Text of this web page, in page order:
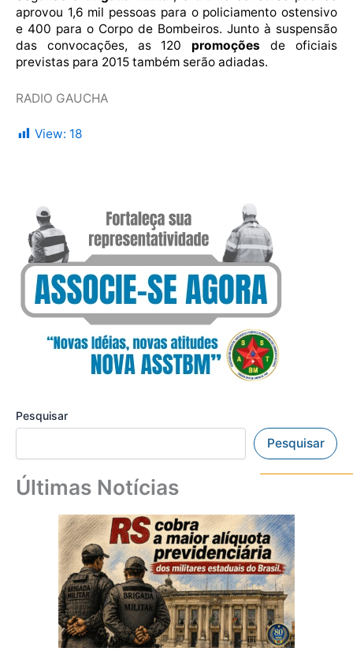
aprovou 1,6 mil pessoas para o policiamento ostensivo
e 400 para o Corpo de Bombeiros. Junto à suspensão
das convocações, as 120 promoçõesde oficiais
previstas para 2015 também serão adiadas.
RADIO GAUCHA
View: 18
Pesquisar
Pesquisar
Últimas Notícias